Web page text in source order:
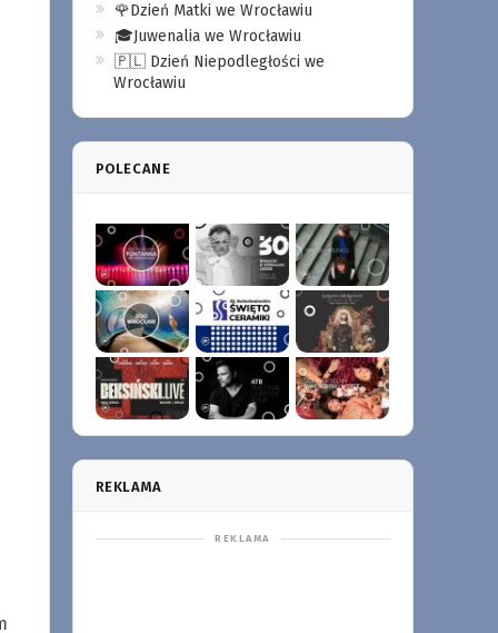
🌹Dzień Matki we Wrocławiu
🎓Juwenalia we Wrocławiu
🇵🇱 Dzień Niepodległości we
Wrocławiu
POLECANE
REKLAMA